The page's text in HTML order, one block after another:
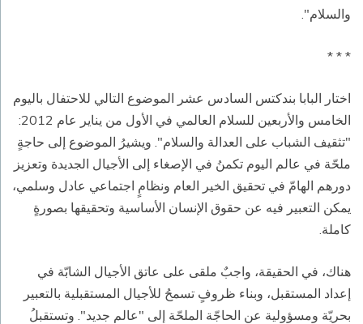
والسلام".
* * *
اختار البابا بندكتس السادس عشر الموضوع التالي للاحتفال باليوم
الخامس والأربعين للسلام العالمي في الأول من يناير عام 2012:
"تثقيف الشباب على العدالة والسلام". ويشيرُ الموضوع إلى حاجةٍ
ملحّة في عالم اليوم تكمنُ في الإصغاء إلى الأجيال الجديدة وتعزيز
دورهم الهامّ في تحقيق الخير العام ونظامٍ اجتماعي عادل وسلمي،
يمكن التعبير فيه عن حقوق الإنسان الأساسية وتحقيقها بصورةٍ
كاملة.
هناك، في الحقيقة، واجبٌ ملقى على عاتق الأجيال الشابّة في
إعداد المستقبل، وبناء ظروفٍ تسمحُ للأجيال المستقبلية بالتعبير
بحريّة ومسؤولية عن الحاجّة الملحّة إلى "عالمٍ جديد". وتستقبلُ